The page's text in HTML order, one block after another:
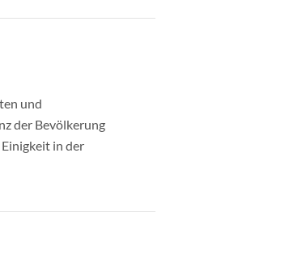
und
der Bevölkerung
in der